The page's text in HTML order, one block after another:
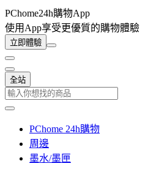
PChome24h購物App
使用App享受更優質的購物體驗
立即體驗
全站
PChome 24h購物
周邊
墨水/墨匣